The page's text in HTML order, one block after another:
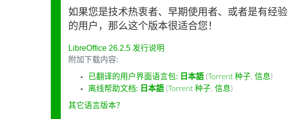
如果您是技术热衷者、早期使用者、或者是有经验
的用户，那么这个版本很适合您！
LibreOffice 26.2.5 发行说明
附加下载内容:
已翻译的用户界面语言包: 日本語 (Torrent 种子, 信息)
离线帮助文档: 日本語 (Torrent 种子, 信息)
其它语言版本？